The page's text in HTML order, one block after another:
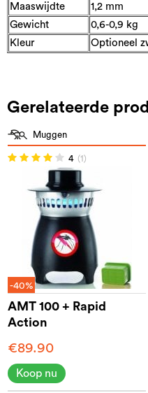
Maaswijdte
1,2 mm
Gewicht
0,6-0,9 kg
Kleur
Optioneel
Gerelateerde
Muggen
4 (1)
-40%
AMT 100 + Rapid
Action
€89.90
Koop nu